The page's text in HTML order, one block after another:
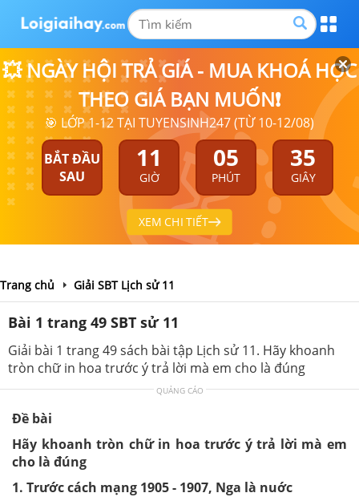
💥 NGÀY HỘI TRẢ GIÁ - MUA KHOÁ HỌC
THEO GIÁ BẠN MUỐN❗
🎯 LỚP 1-12 TẠI TUYENSINH247 (TỪ 10-12/08)
BẮT ĐẦU
SAU
11
GIỜ
05
PHÚT
35
GIÂY
XEM CHI TIẾT
Trang chủ Giải SBT Lịch sử 11
Bài 1 trang 49 SBT sử 11
Giải bài 1 trang 49 sách bài tập Lịch sử 11. Hãy khoanh
tròn chữ in hoa trước ý trả lời mà em cho là đúng
QUẢNG CÁO
Đề bài
Hãy khoanh tròn chữ in hoa trước ý trả lời mà em
cho là đúng
1. Trước cách mạng 1905 - 1907, Nga là nuớc